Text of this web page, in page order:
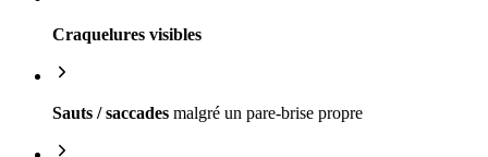
Craquelures visibles
Sauts / saccades malgré un pare-brise propre